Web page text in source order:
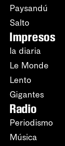
Paysandú
Salto
Impresos
la diaria
Le Monde
Lento
Gigantes
Radio
Periodismo
Música